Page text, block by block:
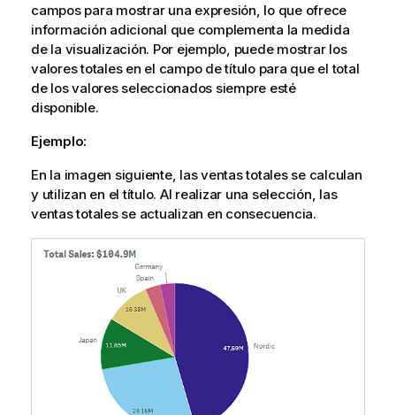
campos para mostrar una expresión, lo que ofrece
información adicional que complementa la medida
de la visualización. Por ejemplo, puede mostrar los
valores totales en el campo de título para que el total
de los valores seleccionados siempre esté
disponible.
Ejemplo:
En la imagen siguiente, las ventas totales se calculan
y utilizan en el título. Al realizar una selección, las
ventas totales se actualizan en consecuencia.